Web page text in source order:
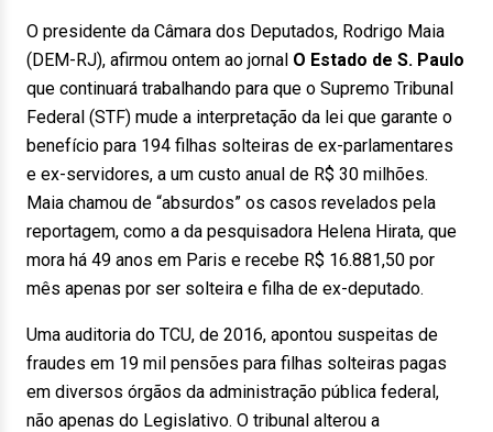
O presidente da Câmara dos Deputados, Rodrigo Maia
(DEM-RJ), afirmou ontem ao jornal O Estado de S. Paulo
que continuará trabalhando para que o Supremo Tribunal
Federal (STF) mude a interpretação da lei que garante o
benefício para 194 filhas solteiras de ex-parlamentares
e ex-servidores, a um custo anual de R$ 30 milhões.
Maia chamou de “absurdos” os casos revelados pela
reportagem, como a da pesquisadora Helena Hirata, que
mora há 49 anos em Paris e recebe R$ 16.881,50 por
mês apenas por ser solteira e filha de ex-deputado.
Uma auditoria do TCU, de 2016, apontou suspeitas de
fraudes em 19 mil pensões para filhas solteiras pagas
em diversos órgãos da administração pública federal,
não apenas do Legislativo. O tribunal alterou a